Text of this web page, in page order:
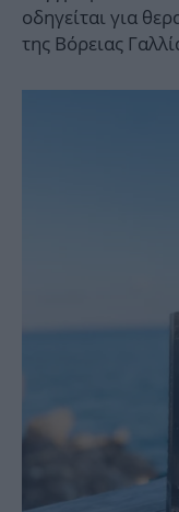
οδηγείται για
της Βόρειας